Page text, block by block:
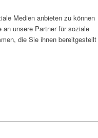
Medien anbieten zu können
an unsere Partner für soziale
die Sie ihnen bereitgestellt